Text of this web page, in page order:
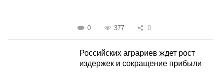
0 377 0
Российских аграриев ждет рост
издержек и сокращение прибыли